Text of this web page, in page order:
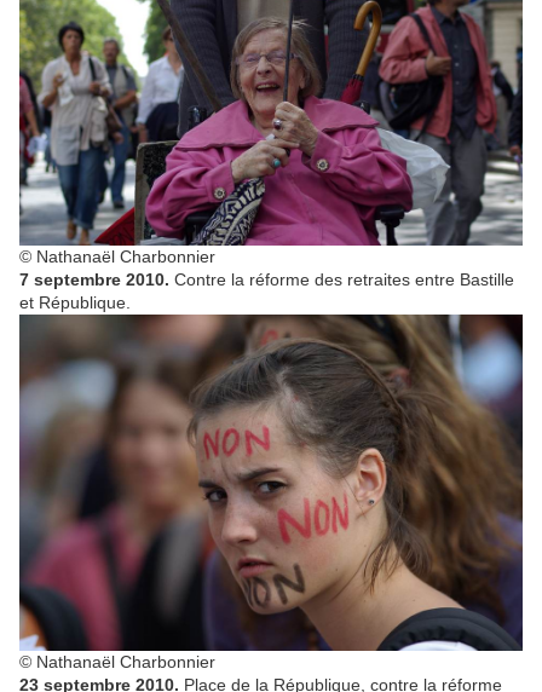
© Nathanaël Charbonnier
7 septembre 2010. Contre la réforme des retraites entre Bastille
et République.
© Nathanaël Charbonnier
23 septembre 2010. Place de la République, contre la réforme